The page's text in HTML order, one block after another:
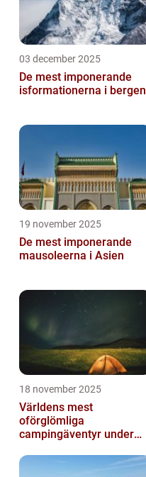
03 december 2025
De mest imponerande
isformationerna i bergen
19 november 2025
De mest imponerande
mausoleerna i Asien
18 november 2025
Världens mest
oförglömliga
campingäventyr under